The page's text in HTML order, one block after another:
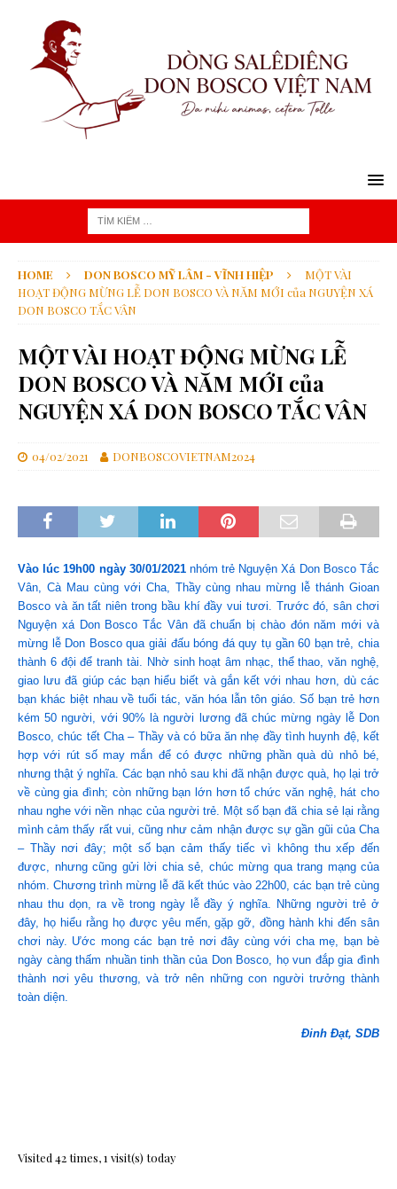
HOME DON BOSCO MỸ LÂM - VĨNH HIỆP
MỘT VÀI
HOẠT ĐỘNG MỪNG LỄ DON BOSCO VÀ NĂM MỚI của NGUYỆN XÁ
DON BOSCO TẮC VÂN
MỘT VÀI HOẠT ĐỘNG MỪNG LỄ
DON BOSCO VÀ NĂM MỚI của
NGUYỆN XÁ DON BOSCO TẮC VÂN
04/02/2021 DONBOSCOVIETNAM2024
Vào lúc 19h00 ngày 30/01/2021nhóm trẻ Nguyện Xá Don Bosco Tắc
Vân, Cà Mau cùng với Cha, Thầy cùng nhau mừng lễ thánh Gioan
Bosco và ăn tất niên trong bầu khí đầy vui tươi. Trước đó, sân chơi
Nguyện xá Don Bosco Tắc Vân đã chuẩn bị chào đón năm mới và
mừng lễ Don Bosco qua giải đấu bóng đá quy tụ gần 60 bạn trẻ, chia
thành 6 đội để tranh tài. Nhờ sinh hoạt âm nhạc, thể thao, văn nghệ,
giao lưu đã giúp các bạn hiểu biết và gắn kết với nhau hơn, dù các
bạn khác biệt nhau về tuổi tác, văn hóa lẫn tôn giáo. Số bạn trẻ hơn
kém 50 người, với 90% là người lương đã chúc mừng ngày lễ Don
Bosco, chúc tết Cha – Thầy và có bữa ăn nhẹ đầy tình huynh đệ, kết
hợp với rút số may mắn để có được những phần quà dù nhỏ bé,
nhưng thật ý nghĩa. Các bạn nhỏ sau khi đã nhận được quà, họ lại trở
về cùng gia đình; còn những bạn lớn hơn tổ chức văn nghệ, hát cho
nhau nghe với nền nhạc của người trẻ. Một số bạn đã chia sẻ lại rằng
mình cảm thấy rất vui, cũng như cảm nhận được sự gần gũi của Cha
– Thầy nơi đây; một số bạn cảm thấy tiếc vì không thu xếp đến
được, nhưng cũng gửi lời chia sẻ, chúc mừng qua trang mạng của
nhóm. Chương trình mừng lễ đã kết thúc vào 22h00, các bạn trẻ cùng
nhau thu dọn, ra về trong ngày lễ đầy ý nghĩa. Những người trẻ ở
đây, họ hiểu rằng họ được yêu mến, gặp gỡ, đồng hành khi đến sân
chơi này. Ước mong các bạn trẻ nơi đây cùng với cha mẹ, bạn bè
ngày càng thấm nhuần tinh thần của Don Bosco, họ vun đắp gia đình
thành nơi yêu thương, và trở nên những con người trưởng thành
toàn diện.
Đinh Đạt, SDB
Visited 42 times, 1 visit(s) today